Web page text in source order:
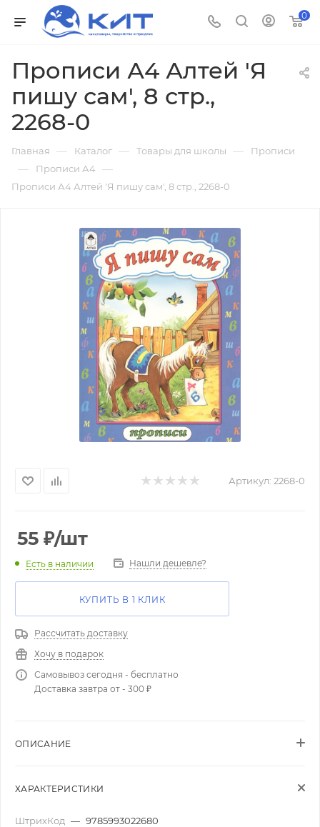
0
Прописи А4 Алтей 'Я
пишу сам', 8 стр.,
2268-0
Главная — Каталог — Товары для школы — Прописи
— Прописи А4 —
Прописи А4 Алтей 'Я пишу сам', 8 стр., 2268-0
Артикул: 2268-0
55 ₽/шт
Есть в наличии Нашли дешевле?
КУПИТЬ В 1 КЛИК
Рассчитать доставку
Хочу в подарок
Самовывоз сегодня - бесплатно
Доставка завтра от - 300 ₽
ОПИСАНИЕ
ХАРАКТЕРИСТИКИ
ШтрихКод — 9785993022680